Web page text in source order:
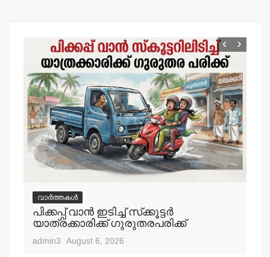
വാർത്തകൾ
പിക്കപ്പ് വാന്‍ ഇടിച്ച് സ്‌ക്കൂട്ടര്‍
യാത്രക്കാരിക്ക് ഗുരുതരപരിക്ക്
admin3 August 6, 2026